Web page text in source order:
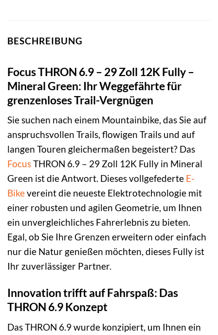
BESCHREIBUNG
Focus THRON 6.9 – 29 Zoll 12K Fully –
Mineral Green: Ihr Weggefährte für
grenzenloses Trail-Vergnügen
Sie suchen nach einem Mountainbike, das Sie auf
anspruchsvollen Trails, flowigen Trails und auf
langen Touren gleichermaßen begeistert? Das
FocusTHRON 6.9 – 29 Zoll 12K Fully in Mineral
Green ist die Antwort. Dieses vollgefederte E-
Bikevereint die neueste Elektrotechnologie mit
einer robusten und agilen Geometrie, um Ihnen
ein unvergleichliches Fahrerlebnis zu bieten.
Egal, ob Sie Ihre Grenzen erweitern oder einfach
nur die Natur genießen möchten, dieses Fully ist
Ihr zuverlässiger Partner.
Innovation trifft auf Fahrspaß: Das
THRON 6.9 Konzept
Das THRON 6.9 wurde konzipiert, um Ihnen ein